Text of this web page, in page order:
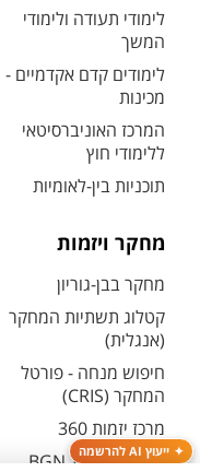
ייעוץ AI להרשמה
לימודי תעודה ולימודי
המשך
לימודים קדם אקדמיים -
מכינות
המרכז האוניברסיטאי
ללימודי חוץ
תוכניות בין-לאומיות
מחקר ויזמות
מחקר בבן-גוריון
קטלוג תשתיות המחקר
(אנגלית)
חיפוש מנחה - פורטל
המחקר (CRIS)
מרכז יזמות 360
BGN Technology